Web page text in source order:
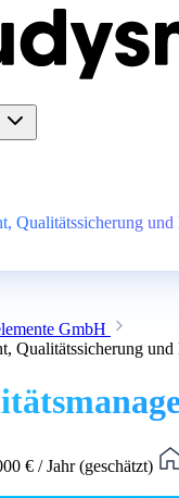
Qualitätssicherung
GmbH
Qualitätssicherung
€ / Jahr (geschätzt)